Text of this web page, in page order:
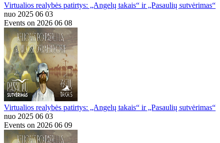
Virtualios realybės patirtys: „Angelų takais“ ir „Pasaulių sutvėrimas“
nuo 2025 06 03
Events on 2026 06 08
Virtualios realybės patirtys: „Angelų takais“ ir „Pasaulių sutvėrimas“
nuo 2025 06 03
Events on 2026 06 09